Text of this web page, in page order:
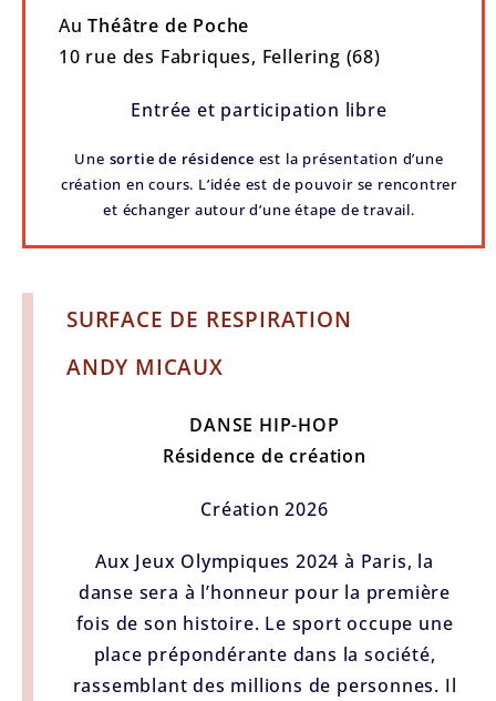
AuThéâtre de Poche
10 rue des Fabriques, Fellering (68)
Entrée et participation libre
Une sortie de résidence est la présentation d’une
création en cours. L’idée est de pouvoir se rencontrer
et échanger autour d’une étape de travail.
SURFACE DE RESPIRATION
ANDY MICAUX
DANSE HIP-HOP
Résidence de création
Création 2026
Aux Jeux Olympiques 2024 à Paris, la
danse sera à l’honneur pour la première
fois de son histoire. Le sport occupe une
place prépondérante dans la société,
rassemblant des millions de personnes. Il